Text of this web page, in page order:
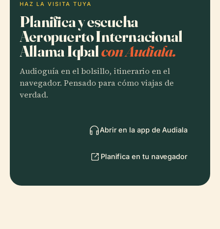
HAZ LA VISITA TUYA
Planifica y escucha
Aeropuerto Internacional
Allama Iqbalcon Audiala.
Audioguía en el bolsillo, itinerario en el
navegador. Pensado para cómo viajas de
verdad.
Abrir en la app de Audiala
Planifica en tu navegador